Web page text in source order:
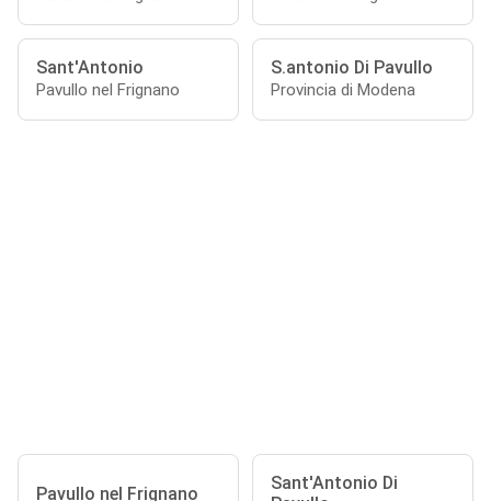
Sant'Antonio
Pavullo nel Frignano
S.antonio Di Pavullo
Provincia di Modena
Pavullo nel Frignano
Sant'Antonio Di